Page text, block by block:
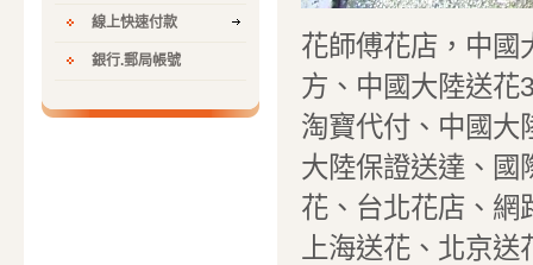
線上快速付款
銀行.郵局帳號
花師傅花店，中國
方、中國大陸送花
淘寶代付、中國大
大陸保證送達、國
花、台北花店、網
上海送花、北京